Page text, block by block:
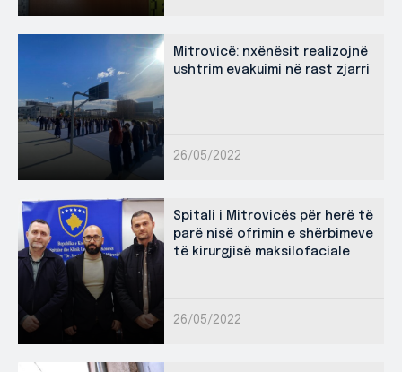
Mitrovicë: nxënësit realizojnë
ushtrim evakuimi në rast zjarri
26/05/2022
Spitali i Mitrovicës për herë të
parë nisë ofrimin e shërbimeve
të kirurgjisë maksilofaciale
26/05/2022